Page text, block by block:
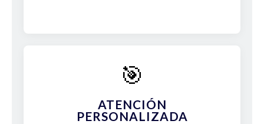
🎯
ATENCIÓN
PERSONALIZADA